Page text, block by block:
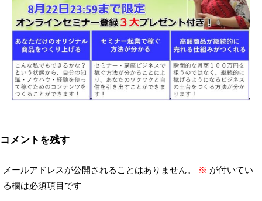
コメントを残す
メールアドレスが公開されることはありません。 ※ が付いてい
る欄は必須項目です